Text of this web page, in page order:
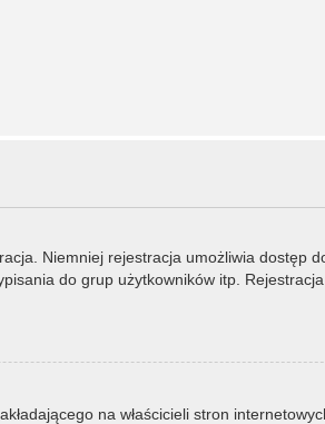
Niemniej rejestracja umożliwia dostęp
do grup użytkowników itp.
na właścicieli stron